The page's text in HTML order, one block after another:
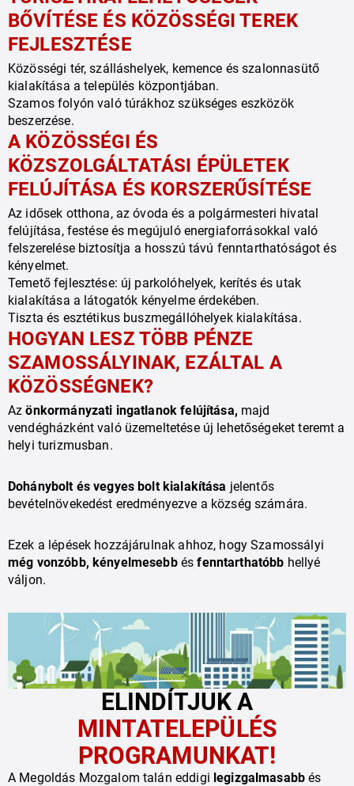
BŐVÍTÉSE ÉS KÖZÖSSÉGI TEREK
FEJLESZTÉSE
Közösségi tér, szálláshelyek, kemence és szalonnasütő
kialakítása a település központjában.
Szamos folyón való túrákhoz szükséges eszközök
beszerzése.
A KÖZÖSSÉGI ÉS
KÖZSZOLGÁLTATÁSI ÉPÜLETEK
FELÚJÍTÁSA ÉS KORSZERŰSÍTÉSE
Az idősek otthona, az óvoda és a polgármesteri hivatal
felújítása, festése és megújuló energiaforrásokkal való
felszerelése biztosítja a hosszú távú fenntarthatóságot és
kényelmet.
Temető fejlesztése: új parkolóhelyek, kerítés és utak
kialakítása a látogatók kényelme érdekében.
Tiszta és esztétikus buszmegállóhelyek kialakítása.
HOGYAN LESZ TÖBB PÉNZE
SZAMOSSÁLYINAK, EZÁLTAL A
KÖZÖSSÉGNEK?
Az önkormányzati ingatlanok felújítása, majd
vendégházként való üzemeltetése új lehetőségeket teremt a
helyi turizmusban.
Dohánybolt és vegyes bolt kialakítása jelentős
bevételnövekedést eredményezve a község számára.
még vonzóbb, kényelmesebb és fenntarthatóbb hellyé
váljon.
ELINDÍTJUK A
MINTATELEPÜLÉS
PROGRAMUNKAT!
A Megoldás Mozgalom talán eddigi legizgalmasabb és